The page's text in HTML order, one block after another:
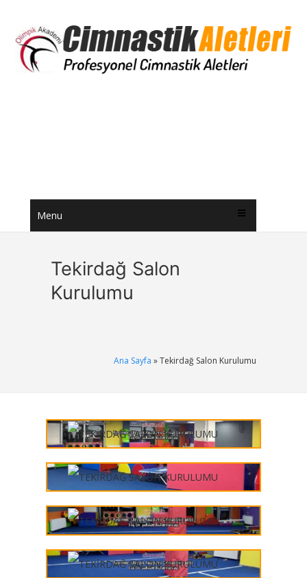
Menu
Tekirdağ Salon
Kurulumu
Ana Sayfa » Tekirdağ Salon Kurulumu